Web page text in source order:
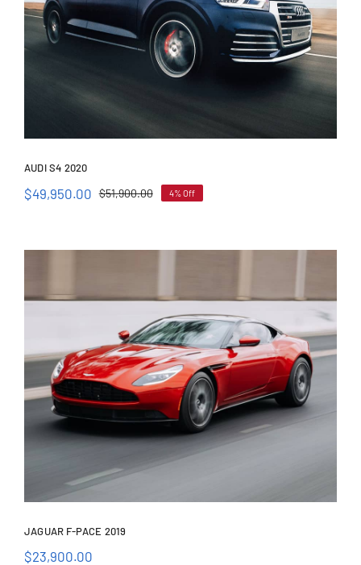
AUDI S4 2020
$51,900.00
$49,950.00 4% Off
JAGUAR F-PACE 2019
$23,900.00